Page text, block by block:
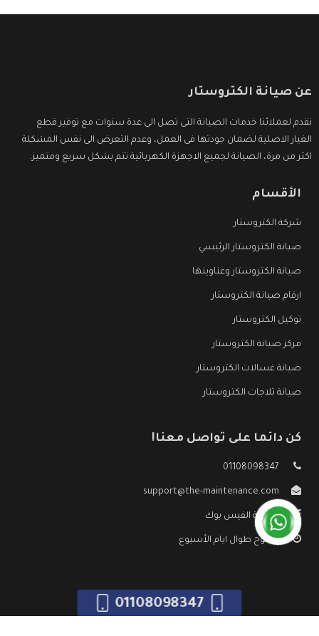
عن صيانة الكتروستار
نقدم لعملائنا خدمات الصيانة التى تصل الى عدة سنوات مع توفير قطع
الغيار الاصلية لضمان جودتها فى العمل، وعدم التعرض الى نفس المشكلة
اكثر من مرة، الصيانة لجميع الاجهزة الكهربائية تتم بشكل سريع ومتميز.
الأقسام
شركة الكتروستار
صيانة الكتروستار الرئيسي
صيانة الكتروستار وعناوينها
ارقام صيانة الكتروستار
توكيل الكتروستار
مركز صيانة الكتروستار
صيانة غسالات الكتروستار
صيانة ثلاجات الكتروستار
كن دائما على تواصل معنا!
01108098347
support@the-maintenance.com
صفحة الفيس بوك
مفتوح طوال ايام الأسبوع
01108098347